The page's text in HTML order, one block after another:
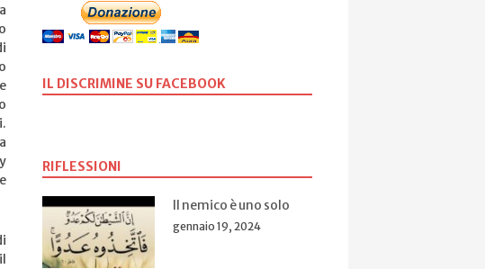
IL DISCRIMINE SU FACEBOOK
RIFLESSIONI
Il nemico è uno solo
gennaio 19, 2024